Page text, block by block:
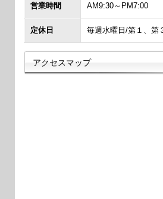
営業時間 AM9:30～PM7:00
定休日 毎週水曜日/第１、第
アクセスマップ